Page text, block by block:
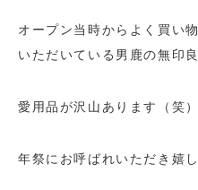
オープン当時からよく買い
いただいている男鹿の無印
愛用品が沢山あります（笑）
年祭にお呼ばれいただき嬉